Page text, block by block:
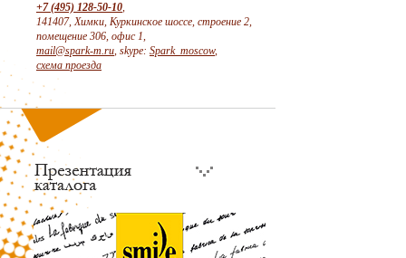
+7 (495) 128-50-10,
141407, Химки, Куркинское шоссе, строение 2,
помещение 306, офис 1,
mail@spark-m.ru, skype: Spark_moscow,
схема проезда